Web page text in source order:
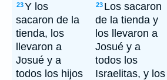
23Y los
sacaron de la
tienda, los
llevaron a
Josué y a
todos los hijos
23 Los sacaron
de la tienda y
los llevaron a
Josué y a
todos los
Israelitas, y los